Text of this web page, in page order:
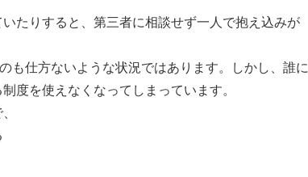
たりすると、第三者に相談せず一人で抱え込みが
も仕方ないような状況ではあります。しかし、誰に
度を使えなくなってしまっています。